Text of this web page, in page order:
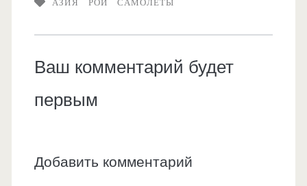
Ваш комментарий будет
первым
Добавить комментарий